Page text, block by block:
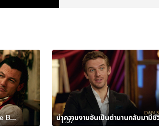
คลิป "กัสตอน" - Beauty and the Beast 1:57